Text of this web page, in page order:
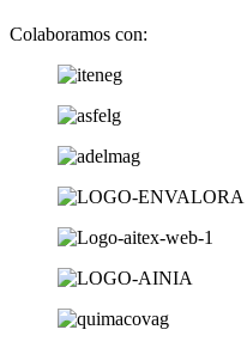
Colaboramos con: